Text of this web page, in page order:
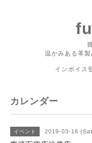
温かみある革
インボイス
カレンダー
イベント 2019-03-16